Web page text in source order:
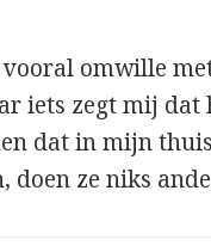
omwille
iets zegt mij dat
dat in mijn
doen ze niks